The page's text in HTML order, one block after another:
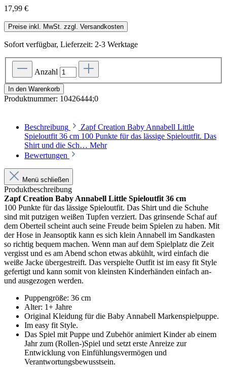
17,99 €
Preise inkl. MwSt. zzgl. Versandkosten
Sofort verfügbar, Lieferzeit: 2-3 Werktage
Anzahl
In den Warenkorb
Produktnummer: 10426444;0
Beschreibung
Zapf Creation Baby Annabell Little
Spieloutfit 36 cm 100 Punkte für das lässige Spieloutfit. Das
Shirt und die Sch… Mehr
Bewertungen
Menü schließen
Produktbeschreibung
Zapf Creation Baby Annabell Little Spieloutfit 36 cm
100 Punkte für das lässige Spieloutfit. Das Shirt und die Schuhe
sind mit putzigen weißen Tupfen verziert. Das grinsende Schaf auf
dem Oberteil scheint auch seine Freude beim Spielen zu haben. Mit
der Hose in Jeansoptik kann es sich klein Annabell im Sandkasten
so richtig bequem machen. Wenn man auf dem Spielplatz die Zeit
vergisst und es am Abend schon etwas abkühlt, wird einfach die
weiße Jacke übergestreift. Das verspielte Outfit ist im easy fit Style
gefertigt und kann somit von kleinsten Kinderhänden einfach an-
und ausgezogen werden.
Puppengröße: 36 cm
Alter: 1+ Jahre
Original Kleidung für die Baby Annabell Markenspielpuppe.
Im easy fit Style.
Das Spiel mit Puppe und Zubehör animiert Kinder ab einem
Jahr zum (Rollen-)Spiel und setzt erste Anreize zur
Entwicklung von Einfühlungsvermögen und
Verantwortungsbewusstsein.